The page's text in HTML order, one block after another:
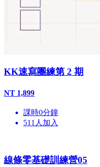
KK速寫團練第 2 期
NT 1,899
課時0分鐘
511 人加入
線條零基礎訓練營05